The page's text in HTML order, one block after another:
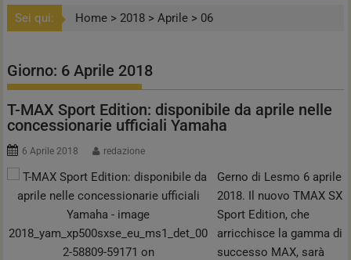
Sei qui: Home >2018 >Aprile > 06
Giorno: 6 Aprile 2018
T-MAX Sport Edition: disponibile da aprile nelle
concessionarie ufficiali Yamaha
6 Aprile 2018 redazione
Gerno di Lesmo 6 aprile
2018. Il nuovo TMAX SX
Sport Edition, che
arricchisce la gamma di
successo MAX, sarà